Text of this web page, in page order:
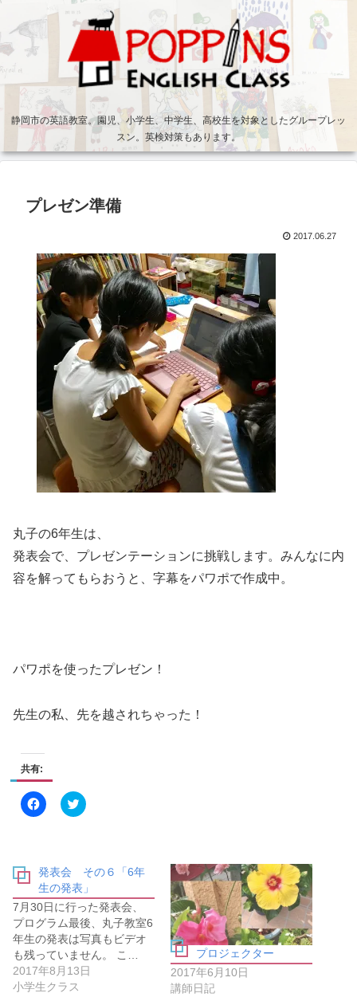
静岡市の英語教室。園児、小学生、中学生、高校生を対象としたグループレッ
スン。英検対策もあります。
プレゼン準備
2017.06.27
丸子の6年生は、
発表会で、プレゼンテーションに挑戦します。みんなに内
容を解ってもらおうと、字幕をパワポで作成中。
パワポを使ったプレゼン！
先生の私、先を越されちゃった！
共有:
F
a
o
k
で
共
有
す
る
に
は
ク
リ
ッ
ク
ク
リ
w
i
t
t
e
r
で
共
有
(
新
発表会 その６「6年
生の発表」
7月30日に行った発表会、
プログラム最後、丸子教室6
年生の発表は写真もビデオ
も残っていません。 こ…
2017年8月13日
小学生クラス
プロジェクター
2017年6月10日
講師日記